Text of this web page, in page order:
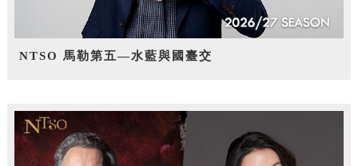
NTSO 馬勒第五—水藍與國臺交